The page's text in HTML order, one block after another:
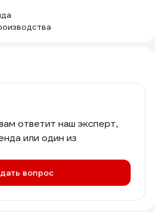
ответит наш эксперт,
или один из
вопрос